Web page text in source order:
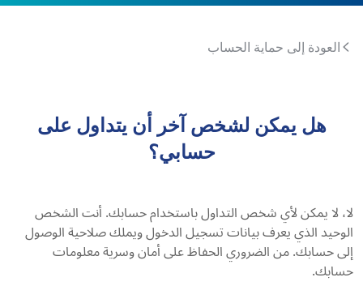
العودة إلى حماية الحساب
هل يمكن لشخص آخر أن يتداول على
حسابي؟
لا، لا يمكن لأي شخص التداول باستخدام حسابك. أنت الشخص
الوحيد الذي يعرف بيانات تسجيل الدخول ويملك صلاحية الوصول
إلى حسابك. من الضروري الحفاظ على أمان وسرية معلومات
حسابك.